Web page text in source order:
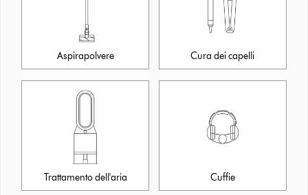
Aspirapolvere Cura dei capelli
Trattamento dell'aria Cuffie